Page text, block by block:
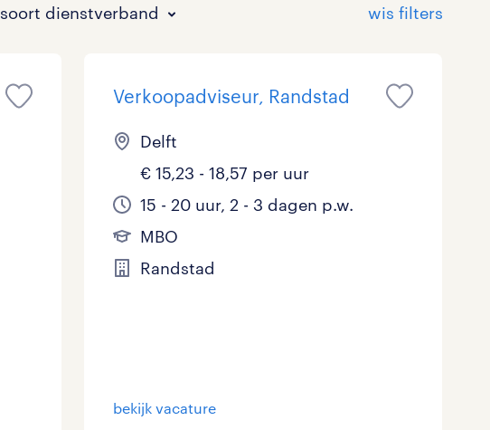
soort dienstverband
Bouw
Commercieel / Verkoop
Overheid
HAVO/VWO 0
MBO
17 - 24 uur 3
37 - 40+ uur
Tijdelijk met uitzicht op vast 2
Verkoopadviseur, Randstad
Delft
€ 15,23 - 18,57 per uur
15 - 20 uur, 2 - 3 dagen p.w.
MBO
Randstad
bekijk vacature